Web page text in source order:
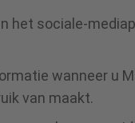
het sociale-
wanneer u
van maakt.